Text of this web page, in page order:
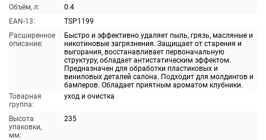
Объём, л:
0.4
EAN-13:
TSP1199
Расширенное
описание:
Быстро и эффективно удаляет пыль, грязь, масляные и
никотиновые загрязнения. Защищает от старения и
выгорания, восстанавливает первоначальную
структуру, обладает антистатическим эффектом.
Предназначен для обработки пластиковых и
виниловых деталей салона. Подходит для молдингов и
бамперов. Обладает приятным ароматом клубники.
Товарная
группа:
уход и очистка
Высота
упаковки,
мм:
235